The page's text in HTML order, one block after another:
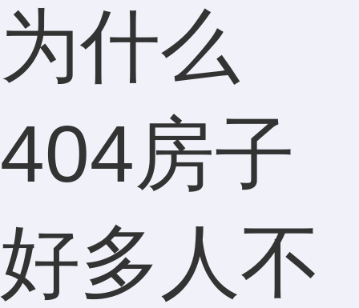
为什么
404房子
好多人不